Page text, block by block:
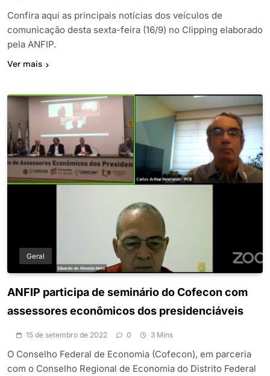
Confira aqui as principais notícias dos veículos de
comunicação desta sexta-feira (16/9) no Clipping elaborado
pela ANFIP.
Ver mais
Geral
ANFIP participa de seminário do Cofecon com
assessores econômicos dos presidenciáveis
15 de setembro de 2022 0 3 Mins
O Conselho Federal de Economia (Cofecon), em parceria
com o Conselho Regional de Economia do Distrito Federal